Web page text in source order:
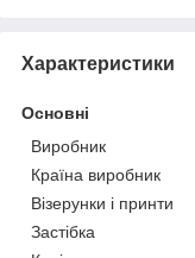
Характеристики
Основні
Виробник
Країна виробник
Візерунки і принти
Застібка